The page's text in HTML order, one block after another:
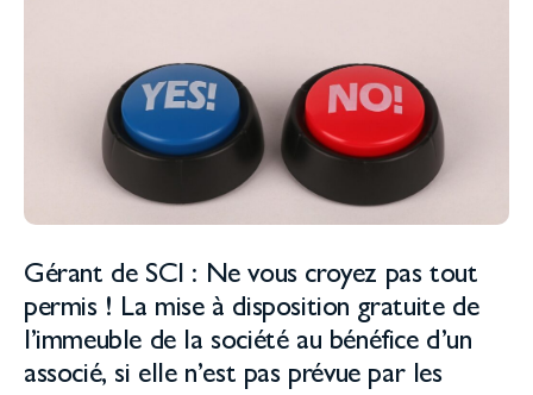
Gérant de SCI : Ne vous croyez pas tout
permis ! La mise à disposition gratuite de
l’immeuble de la société au bénéfice d’un
associé, si elle n’est pas prévue par les